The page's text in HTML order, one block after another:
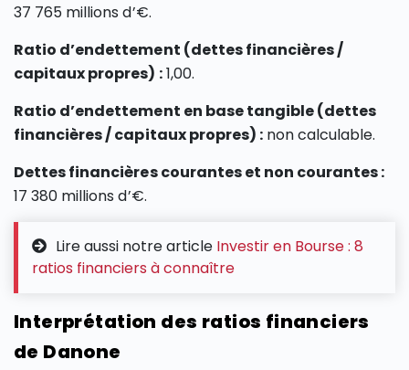
37 765 millions d’€.
Ratio d’endettement (dettes financières /
capitaux propres) :1,00.
Ratio d’endettement en base tangible (dettes
financières / capitaux propres) : non calculable.
Dettes financières courantes et non courantes :
17 380 millions d’€.
Lire aussi notre article Investir en Bourse : 8
ratios financiers à connaître
Interprétation des ratios financiers
de Danone